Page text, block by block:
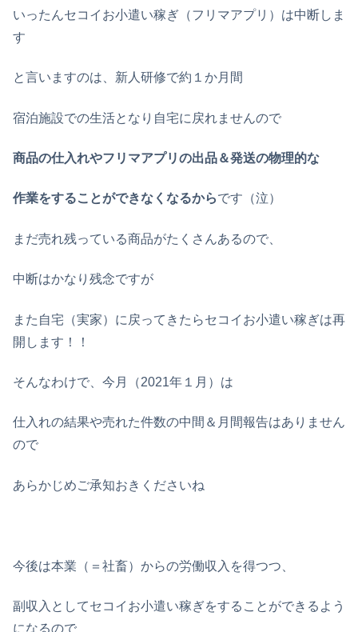
いったんセコイお小遣い稼ぎ（フリマアプリ）は中断しま
す
と言いますのは、新人研修で約１か月間
宿泊施設での生活となり自宅に戻れませんので
商品の仕入れやフリマアプリの出品＆発送の物理的な
作業をすることができなくなるからです（泣）
まだ売れ残っている商品がたくさんあるので、
中断はかなり残念ですが
また自宅（実家）に戻ってきたらセコイお小遣い稼ぎは再
開します！！
そんなわけで、今月（2021年１月）は
仕入れの結果や売れた件数の中間＆月間報告はありません
ので
あらかじめご承知おきくださいね
今後は本業（＝社畜）からの労働収入を得つつ、
副収入としてセコイお小遣い稼ぎをすることができるよう
になるので